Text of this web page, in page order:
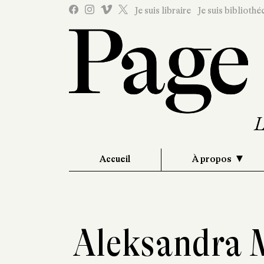
Je suis libraire Je suis
Accueil À propos
Aleksandra